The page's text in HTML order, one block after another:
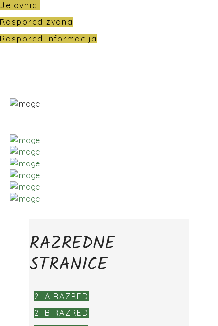
Jelovnici
Raspored zvona
Raspored informacija
RAZREDNE
STRANICE
2. A RAZRED
2. B RAZRED